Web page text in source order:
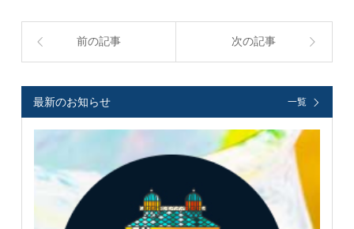
前の記事 次の記事
最新のお知らせ 一覧